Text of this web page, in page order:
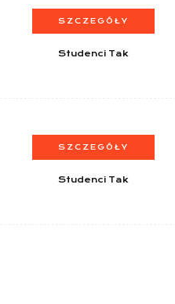
SZCZEGÓŁY
Studenci Tak
SZCZEGÓŁY
Studenci Tak